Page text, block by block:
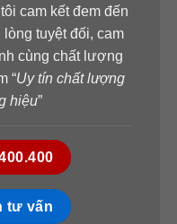
cam kết đem đến
tuyệt đối, cam
cùng chất lượng
“Uy tín chất lượng
hiệu”
tư vấn